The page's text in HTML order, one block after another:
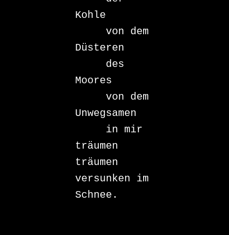
Kohle
Düsteren
Moores
Unwegsamen
träumen
träumen
versunken im
Schnee.